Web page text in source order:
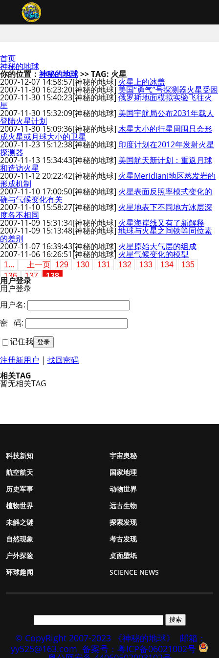
首页
神秘的地球
你的位置：神秘的地球>> TAG: 火星
2007-12-07 14:58:57[神秘的地球] 火星上的冰盖
2007-11-30 16:23:20[神秘的地球] 美国“勇气”号探测器火星受困
2007-11-30 15:40:23[神秘的地球] 俄罗斯地面模拟实验飞往火
星
2007-11-30 15:32:09[神秘的地球] 美国宇航局公布2031年载人
登陆火星计划
2007-11-30 15:09:36[神秘的地球] 木星大小的行星周围只会形
成火星或月球大小的卫星
2007-11-23 15:12:38[神秘的地球] 印度计划在2012年发射火星
探测器
2007-11-13 15:34:43[神秘的地球] 美国航天新计划：重返月球
和造访火星
2007-11-12 20:22:42[神秘的地球] 火星Meridiani地区蒸发岩的
形成机制
2007-11-10 17:00:50[神秘的地球] 火星表面反照率模式变化的
确与气候变化有关
2007-11-10 15:58:27[神秘的地球] 火星地表下不同地方冰层深
度各不相同
2007-11-09 15:31:34[神秘的地球] 火星海岸线又有了新解释
2007-11-09 15:13:48[神秘的地球] 地球与火星之间铁等同位素
的差别
2007-11-07 16:39:43[神秘的地球] 火星原始大气层的组成
2007-11-06 16:26:51[神秘的地球] 火星气候变化的模型
1... 上一页 129 130 131 132 133 134
135
136
137 138
用户登录
用户登录
用户名:
密 码:
记住我
注册新用户 | 找回密码
相关TAG
暂无相关TAG
科技新知
宇宙奥秘
航空航天
国家地理
历史军事
动物世界
植物世界
远古生物
未解之谜
探索发现
自然现象
考古发现
户外探险
桌面壁纸
环球趣闻
SCIENCE NEWS
© CopyRight 2007-2023 《神秘的地球》
邮箱：
yy525@163.com 备案号：粤ICP备06021002号